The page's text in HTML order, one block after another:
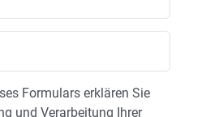
Formulars erklären Sie
und Verarbeitung Ihrer